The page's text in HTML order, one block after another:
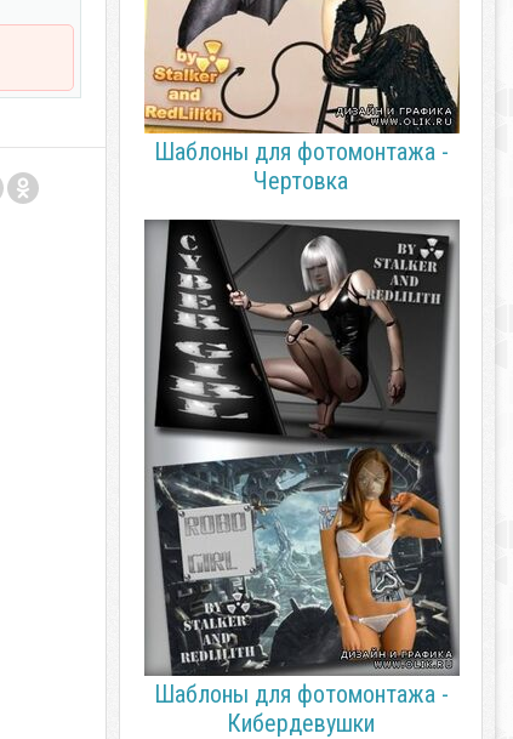
Шаблоны для фотомонтажа -
Чертовка
Шаблоны для фотомонтажа -
Кибердевушки